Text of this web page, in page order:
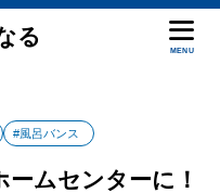
る
MENU
#風呂バンス
ムセンターに！